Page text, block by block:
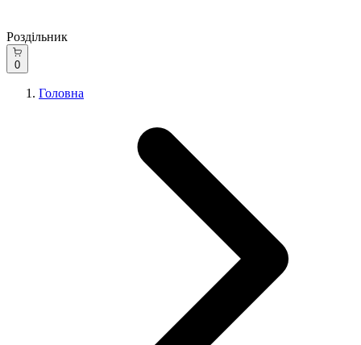
Роздільник
0
Головна